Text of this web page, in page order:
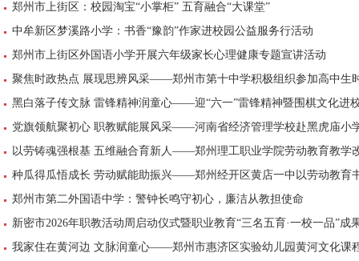
郑州市上街区：校园淘宝“小掌柜” 五育融合“大课堂”
中牟新区梦溪路小学：书香“豫韵”作家进校园公益服务行活动
郑州市上街区外国语小学开展六年级家长心理健康专题宣讲活动
聚焦时政热点 展现思辨风采——郑州市第十中学积极组织参加高中生
黑白落子传文脉 雷锋精神润童心——迎“六一”雷锋精神暨围棋文化进
党旗领航聚初心 职教赋能展风采——河南省经济管理学校赴黑虎庙小
以劳铸魂强根基 五维融合育新人——郑州理工职业学院劳动教育教学
种瓜得瓜悟成长 劳动赋能助振兴——郑州经开区黄店一中以劳动教育
郑州市第二外国语中学：警钟长鸣守初心，廉洁从教担使命
新密市2026年职教活动周启动仪式暨职业教育“三名五育·一校一品”成
我家住在黄河边 文脉润童心——郑州市惠济区实验幼儿园黄河文化课